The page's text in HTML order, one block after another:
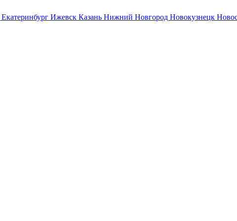
Екатеринбург Ижевск Казань Нижний Новгород Новокузнецк